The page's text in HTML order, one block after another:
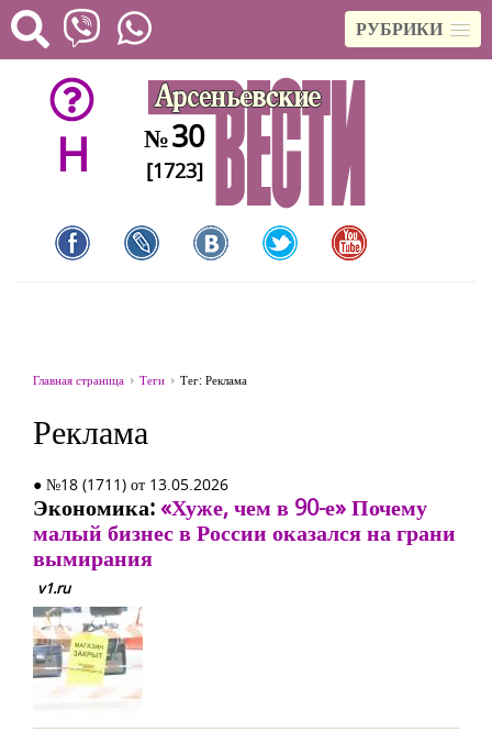
РУБРИКИ
H №30
[1723]
Главная страница Теги Тег: Реклама
Реклама
● №18 (1711) от 13.05.2026
Экономика:«Хуже, чем в 90-е» Почему
малый бизнес в России оказался на грани
вымирания
v1.ru